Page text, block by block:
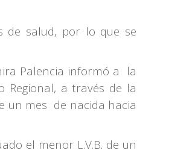
de salud, por lo que se
Palencia informó a la
Regional, a través de la
un mes de nacida hacia
el menor L.V.B. de un